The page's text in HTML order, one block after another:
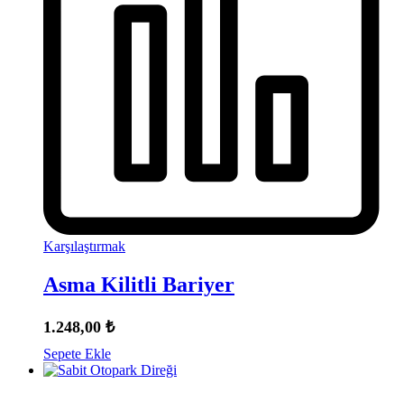
Karşılaştırmak
Asma Kilitli Bariyer
1.248,00 ₺
Sepete Ekle